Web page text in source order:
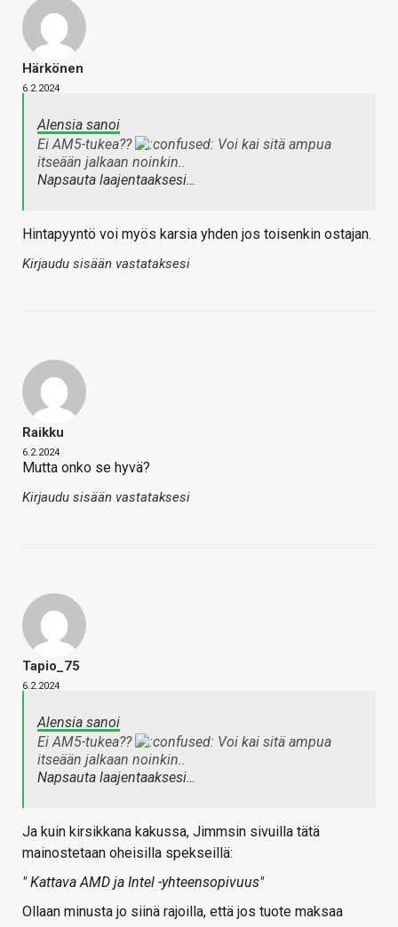
Härkönen
6.2.2024
Alensia sanoi
Ei AM5-tukea??
Voi kai sitä ampua
itseään jalkaan noinkin..
Napsauta laajentaaksesi…
Hintapyyntö voi myös karsia yhden jos toisenkin ostajan.
Kirjaudu sisään vastataksesi
Raikku
6.2.2024
Mutta onko se hyvä?
Kirjaudu sisään vastataksesi
Tapio_75
6.2.2024
Alensia sanoi
Ei AM5-tukea??
Voi kai sitä ampua
itseään jalkaan noinkin..
Napsauta laajentaaksesi…
Ja kuin kirsikkana kakussa, Jimmsin sivuilla tätä
mainostetaan oheisilla spekseillä:
" Kattava AMD ja Intel -yhteensopivuus"
Ollaan minusta jo siinä rajoilla, että jos tuote maksaa